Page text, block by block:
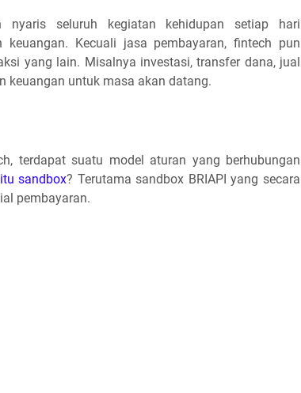
nyaris seluruh kegiatan kehidupan setiap hari
Kecuali jasa pembayaran, fintech pun
yang lain. Misalnya investasi, transfer dana, jual
keuangan untuk masa akan datang.
terdapat suatu model aturan yang berhubungan
sandbox? Terutama sandbox BRIAPI yang secara
pembayaran.